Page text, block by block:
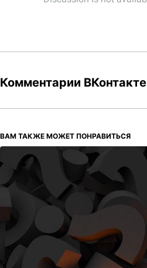
Комментарии ВКонтакте
ВАМ ТАКЖЕ МОЖЕТ ПОНРАВИТЬСЯ